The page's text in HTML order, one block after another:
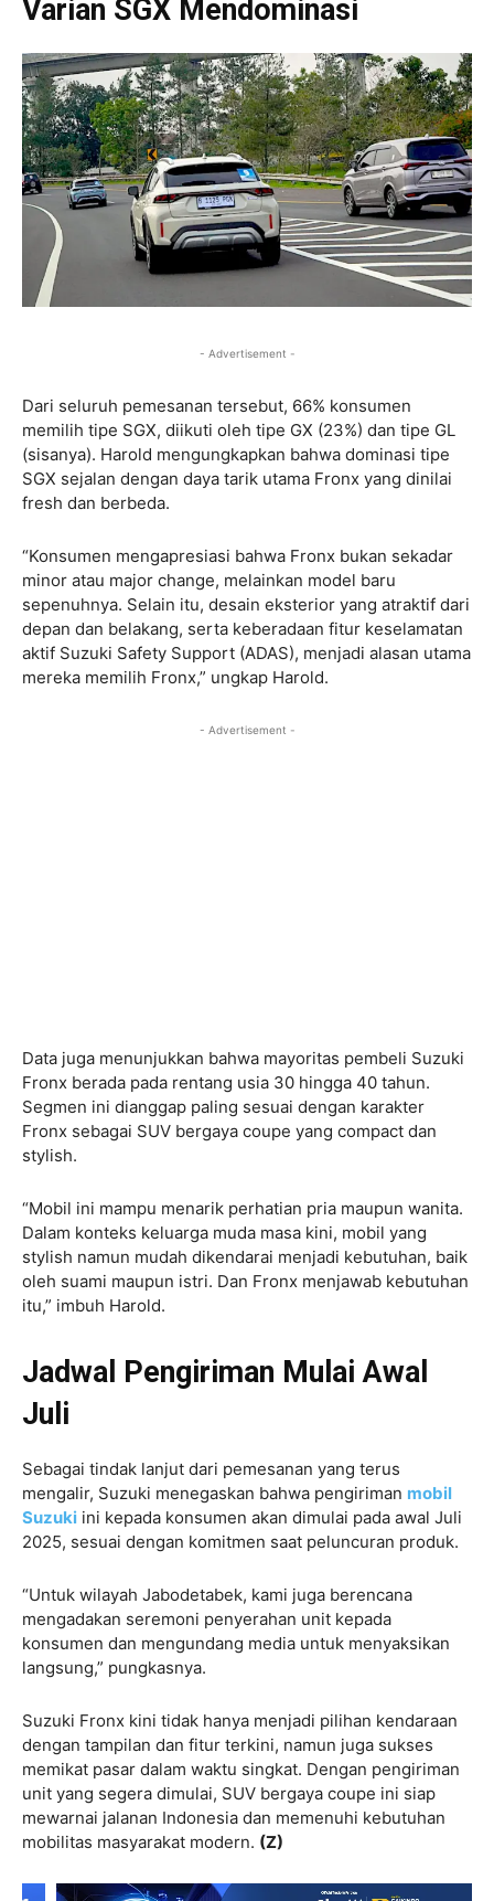
Varian SGX Mendominasi
- Advertisement -
Dari seluruh pemesanan tersebut, 66% konsumen
memilih tipe SGX, diikuti oleh tipe GX (23%) dan tipe GL
(sisanya). Harold mengungkapkan bahwa dominasi tipe
SGX sejalan dengan daya tarik utama Fronx yang dinilai
fresh dan berbeda.
“Konsumen mengapresiasi bahwa Fronx bukan sekadar
minor atau major change, melainkan model baru
sepenuhnya. Selain itu, desain eksterior yang atraktif dari
depan dan belakang, serta keberadaan fitur keselamatan
aktif Suzuki Safety Support (ADAS), menjadi alasan utama
mereka memilih Fronx,” ungkap Harold.
- Advertisement -
Data juga menunjukkan bahwa mayoritas pembeli Suzuki
Fronx berada pada rentang usia 30 hingga 40 tahun.
Segmen ini dianggap paling sesuai dengan karakter
Fronx sebagai SUV bergaya coupe yang compact dan
stylish.
“Mobil ini mampu menarik perhatian pria maupun wanita.
Dalam konteks keluarga muda masa kini, mobil yang
stylish namun mudah dikendarai menjadi kebutuhan, baik
oleh suami maupun istri. Dan Fronx menjawab kebutuhan
itu,” imbuh Harold.
Jadwal Pengiriman Mulai Awal
Juli
Sebagai tindak lanjut dari pemesanan yang terus
mengalir, Suzuki menegaskan bahwa pengiriman mobil
Suzuki ini kepada konsumen akan dimulai pada awal Juli
2025, sesuai dengan komitmen saat peluncuran produk.
“Untuk wilayah Jabodetabek, kami juga berencana
mengadakan seremoni penyerahan unit kepada
konsumen dan mengundang media untuk menyaksikan
langsung,” pungkasnya.
Suzuki Fronx kini tidak hanya menjadi pilihan kendaraan
dengan tampilan dan fitur terkini, namun juga sukses
memikat pasar dalam waktu singkat. Dengan pengiriman
unit yang segera dimulai, SUV bergaya coupe ini siap
mewarnai jalanan Indonesia dan memenuhi kebutuhan
mobilitas masyarakat modern. (Z)